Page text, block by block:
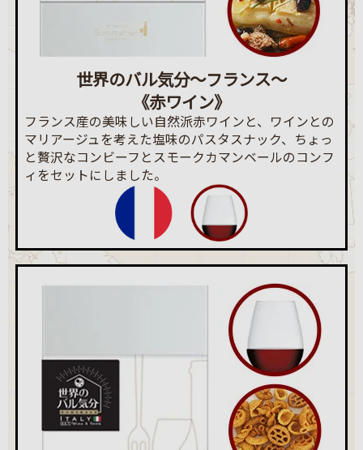
世界のバル気分～フランス～
《赤ワイン》
フランス産の美味しい自然派赤ワインと、ワインとの
マリアージュを考えた塩味のパスタスナック、ちょっ
と贅沢なコンビーフとスモークカマンベールのコンフ
ィをセットにしました。